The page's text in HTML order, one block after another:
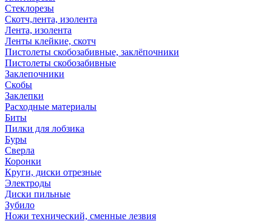
Стеклорезы
Скотч,лента, изолента
Лента, изолента
Ленты клейкие, скотч
Пистолеты скобозабивные, заклёпочники
Пистолеты скобозабивные
Заклепочники
Скобы
Заклепки
Расходные материалы
Биты
Пилки для лобзика
Буры
Сверла
Коронки
Круги, диски отрезные
Электроды
Диски пильные
Зубило
Ножи технический, сменные лезвия